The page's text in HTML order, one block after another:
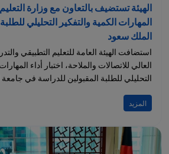
الهيئة تستضيف بالتعاون مع وزارة التعليم
المهارات الكمية والتفكير التحليلي
الملك سعود
استضافت الهيئة العامة للتعليم التطبيقي
العالي للاتصالات والملاحة، اختبار أداء
التحليلي للطلبة المقبولين للدراسة في
المزيد